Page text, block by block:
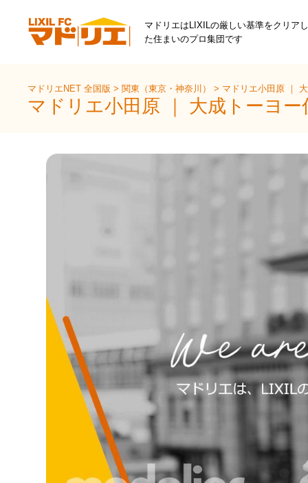
マドリエはLIXILの厳しい基準をクリア
た住まいのプロ集団です
マドリエNET 全国版>関東（東京・神奈川）> マドリエ小田原 ｜
マドリエ小田原 ｜ 大成トーヨー